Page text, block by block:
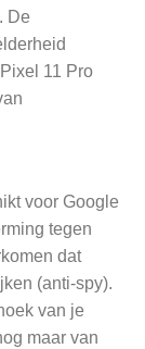
De
11 Pro
voor Google
tegen
dat
(anti-spy).
van je
maar van